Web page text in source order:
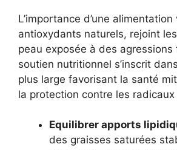
L’importance d’une
antioxydants naturels, rejoint les
peau exposée à des agressions
soutien nutritionnel s’inscrit
plus large favorisant la santé
la protection contre les radicaux
Equilibrer apports
des graisses saturées